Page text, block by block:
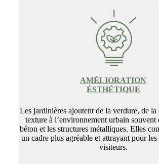
AMÉLIORATION
ÉSTHÉTIQUE
Les jardinières ajoutent de la verdure, de la
texture à l’environnement urbain souvent
béton et les structures métalliques. Elles
un cadre plus agréable et attrayant pour les
visiteurs.